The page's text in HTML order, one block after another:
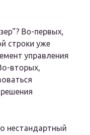
Во-первых,
строки уже
управления
вторых,
нестандартный